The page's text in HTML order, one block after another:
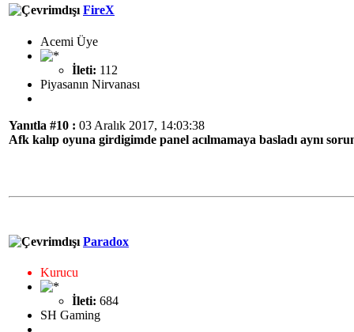
FireX
Acemi Üye
İleti: 112
Piyasanın Nirvanası
Yanıtla #10 : 03 Aralık 2017, 14:03:38
Afk kalıp oyuna girdigimde panel acılmamaya basladı aynı
Paradox
Kurucu
İleti: 684
SH Gaming